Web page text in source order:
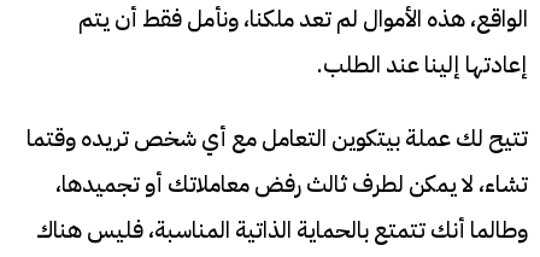
الواقع، هذه الأموال لم تعد ملكنا، ونأمل فقط أن يتم
إعادتها إلينا عند الطلب.
تتيح لك عملة بيتكوين التعامل مع أي شخص تريده وقتما
تشاء، لا يمكن لطرف ثالث رفض معاملاتك أو تجميدها،
وطالما أنك تتمتع بالحماية الذاتية المناسبة، فليس هناك